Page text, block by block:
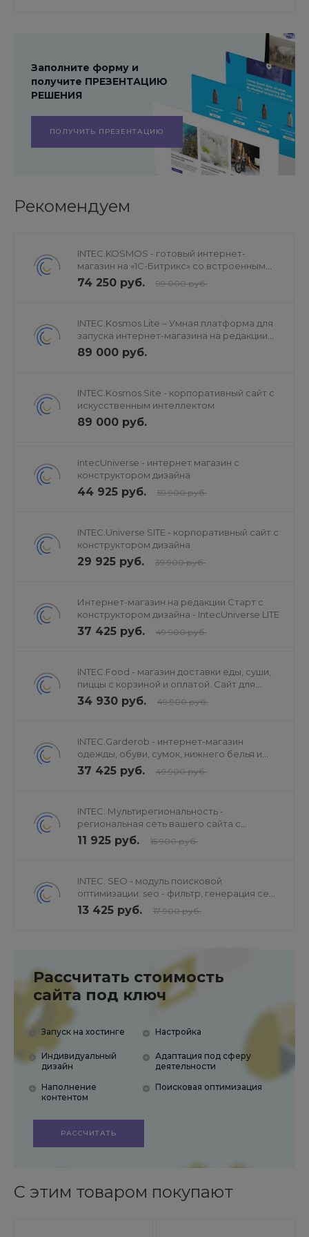
Заполните форму и
получите ПРЕЗЕНТАЦИЮ
РЕШЕНИЯ
ПОЛУЧИТЬ ПРЕЗЕНТАЦИЮ
Рекомендуем
INTEC.KOSMOS - готовый интернет-
магазин на «1С-Битрикс» со встроенным
искусственным интеллектом
74 250 руб. 99 000 руб.
INTEC.Kosmos Lite – Умная платформа для
запуска интернет-магазина на редакции
«Старт»
89 000 руб.
INTEC.Kosmos Site - корпоративный сайт с
искусственным интеллектом
89 000 руб.
IntecUniverse - интернет магазин с
конструктором дизайна
44 925 руб. 59 900 руб.
INTEC.Universe SITE - корпоративный сайт с
конструктором дизайна
29 925 руб. 39 900 руб.
Интернет-магазин на редакции Старт с
конструктором дизайна - IntecUniverse LITE
37 425 руб. 49 900 руб.
INTEC.Food - магазин доставки еды, суши,
пиццы с корзиной и оплатой. Сайт для
ресторанов и кафе
34 930 руб. 49 900 руб.
INTEC.Garderob - интернет-магазин
одежды, обуви, сумок, нижнего белья и
аксессуаров
37 425 руб. 49 900 руб.
INTEC: Мультирегиональность -
региональная сеть вашего сайта с
продвижением в поисковиках
11 925 руб. 15 900 руб.
INTEC. SEO - модуль поисковой
оптимизации: seo - фильтр, генерация сео
- текстов, H1, мета-тегов
13 425 руб. 17 900 руб.
Рассчитать стоимость
сайта под ключ
Запуск на хостинге
Индивидуальный
дизайн
Наполнение
контентом
Настройка
Адаптация под сферу
деятельности
Поисковая оптимизация
РАССЧИТАТЬ
С этим товаром покупают